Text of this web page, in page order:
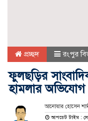
প্রচ্ছদ রংপুর
ফুলছড়ির
হামলার অভিযোগ
আনোয়ার হোসেন
আপডেট টাইম :